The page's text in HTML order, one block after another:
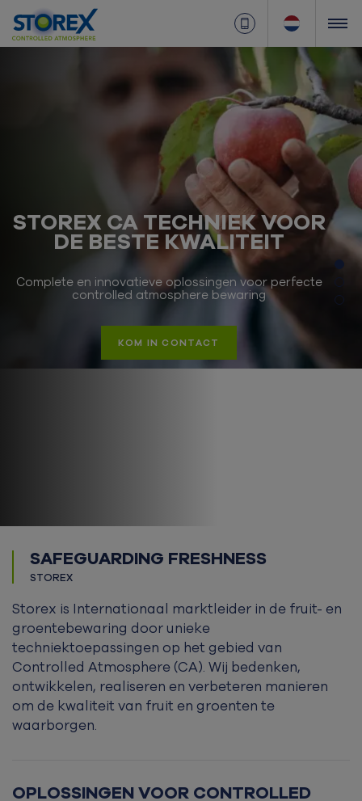
STOREX CA TECHNIEK VOOR
DE BESTE KWALITEIT
Complete en innovatieve oplossingen voor perfecte
controlled atmosphere bewaring
KOM IN CONTACT
SAFEGUARDING FRESHNESS
STOREX
Storex is Internationaal marktleider in de fruit- en
groentebewaring door unieke
techniektoepassingen op het gebied van
Controlled Atmosphere (CA). Wij bedenken,
ontwikkelen, realiseren en verbeteren manieren
om de kwaliteit van fruit en groenten te
waarborgen.
OPLOSSINGEN VOOR CONTROLLED